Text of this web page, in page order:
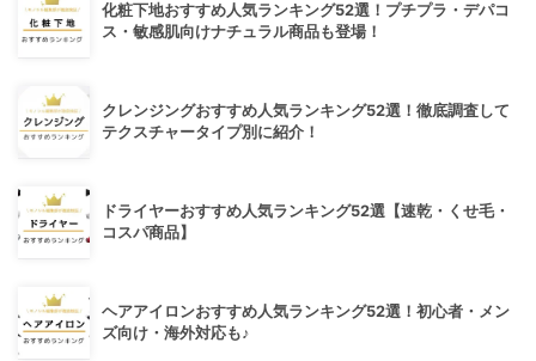
化粧下地おすすめ人気ランキング52選！プチプラ・デパコ
ス・敏感肌向けナチュラル商品も登場！
クレンジングおすすめ人気ランキング52選！徹底調査して
テクスチャータイプ別に紹介！
ドライヤーおすすめ人気ランキング52選【速乾・くせ毛・
コスパ商品】
ヘアアイロンおすすめ人気ランキング52選！初心者・メン
ズ向け・海外対応も♪